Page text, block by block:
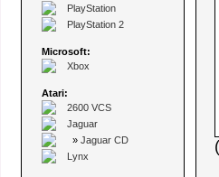
PlayStation
PlayStation 2
Microsoft:
Xbox
Atari:
2600 VCS
Jaguar
» Jaguar CD
Lynx